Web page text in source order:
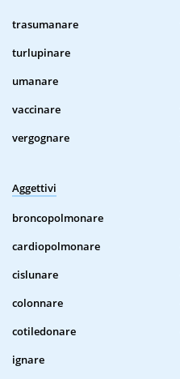
trasumanare
turlupinare
umanare
vaccinare
vergognare
Aggettivi
broncopolmonare
cardiopolmonare
cislunare
colonnare
cotiledonare
ignare